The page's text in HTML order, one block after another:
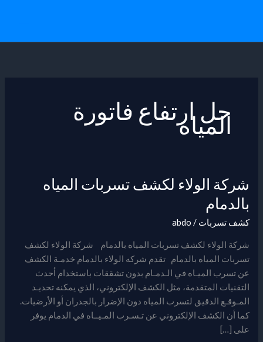
حل ارتفاع فاتورة
المياه
شركة الولاء لكشف تسربات المياه
بالدمام
كشف تسربات /
abdo
شركة الولاء لكشف تسربات المياه بالدمام شركة الولاء لكشف
تسربات المياه بالدمام تقدم شركه الولاء بالدمام خدمـة الكشف
عن تسرب الميـاه في الـدمـام بدون تشققات باستخدام أحدث
التقنيات المتقدمة، مثل الكشف الإلكتروني، الذي يمكنه تحديـد
المـوقـع الدقيق لتسرب المياه دون الإضرار بالجدران أو الأرضيات.
كما أن الكشف الإلكتروني عن تـسـرب المـيــاه في الدمام يوفر
على […]
شركة
الولاء
لكشف
تسربات
بالدمام